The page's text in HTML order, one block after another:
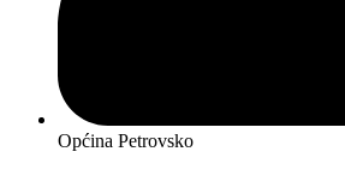
Općina Petrovsko